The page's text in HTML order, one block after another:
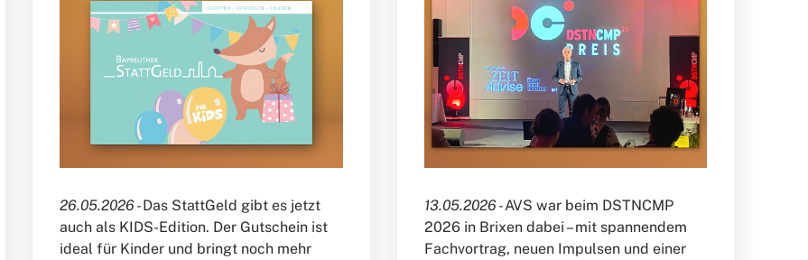
26.05.2026 -Das StattGeld gibt es jetzt
auch als KIDS-Edition. Der Gutschein ist
ideal für Kinder und bringt noch mehr
13.05.2026 -AVS war beim DSTNCMP
2026 in Brixen dabei – mit spannendem
Fachvortrag, neuen Impulsen und einer